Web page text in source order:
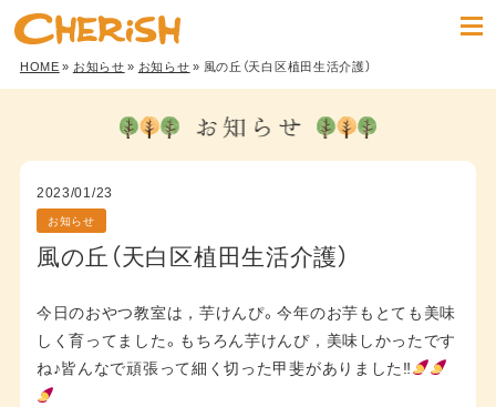
HOME» お知らせ» お知らせ» 風の丘（天白区植田生活介護）
2023/01/23
お知らせ
風の丘（天白区植田生活介護）
今日のおやつ教室は，芋けんぴ。今年のお芋もとても美味
しく育ってました。もちろん芋けんぴ，美味しかったです
ね♪皆んなで頑張って細く切った甲斐がありました‼︎